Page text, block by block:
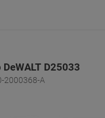
D25033
2000368-A